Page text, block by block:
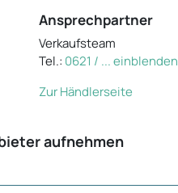
Ansprechpartner
Verkaufsteam
Tel.: 0621 / ... einblenden
Zur Händlerseite
aufnehmen